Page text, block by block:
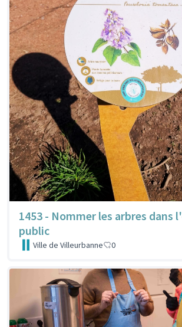
1453 - Nommer les arbres dans
public
Ville de Villeurbanne 0